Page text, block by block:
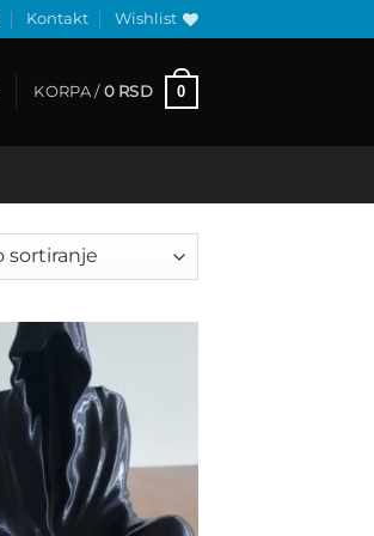
Kontakt Wishlist
KORPA / 0 RSD 0